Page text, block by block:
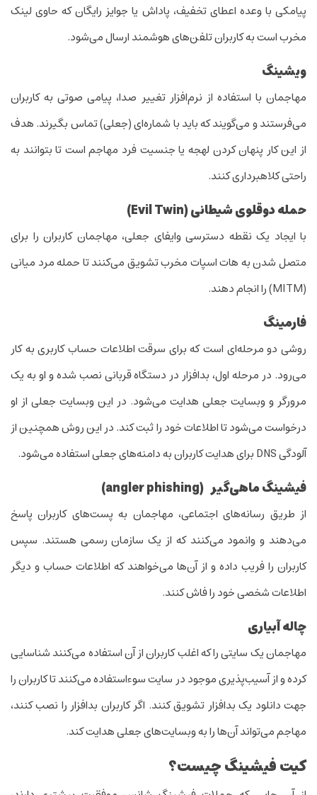
پیامکی با وعده اعطای تخفیف، پاداش یا جوایز رایگان که حاوی لینک
مخرب است به کاربران تلفن‌های هوشمند ارسال می‌شود.
ویشینگ
مهاجمان با استفاده از نرم‌افزار تغییر صدا، پیامی صوتی به کاربران
می‌فرستند و می‌گویند که باید با شماره‌ای (جعلی) تماس بگیرند. هدف
از این کار پنهان کردن لهجه یا جنسیت فرد مهاجم است تا بتوانند به
راحتی کلاهبرداری کنند.
حمله دوقلوی شیطانی (Evil Twin
)
با ایجاد یک نقطه دسترسی وایفای جعلی، مهاجمان کاربران را برای
متصل شدن به هات اسپات مخرب تشویق می‌کنند تا حمله مرد میانی
(MITM) را انجام دهند.
فارمینگ
روشی دو مرحله‌ای است که برای سرقت اطلاعات حساب کاربری به کار
می‌رود. در مرحله اول، بدافزار در دستگاه قربانی نصب شده و او به یک
مرورگر و وبسایت جعلی هدایت می‌شود. در این وبسایت جعلی از او
درخواست می‌شود تا اطلاعات خود را ثبت کند. در این روش همچنین از
آلودگی DNS برای هدایت کاربران به دامنه‌های جعلی استفاده می‌شود.
فیشینگ ماهیگیر (angler phishing)
از طریق رسانه‌های اجتماعی، مهاجمان به پست‌های کاربران پاسخ
می‌دهند و وانمود می‌کنند که از یک سازمان رسمی هستند. سپس
کاربران را فریب داده و از آن‌ها می‌خواهند که اطلاعات حساب و دیگر
اطلاعات شخصی خود را فاش کنند.
چاله آبیاری
مهاجمان یک سایتی را که اغلب کاربران از آن استفاده می‌کنند شناسایی
کرده و از آسیب‌پذیری موجود در سایت سوءاستفاده می‌کنند تا کاربران را
جهت دانلود یک بدافزار تشویق کنند. اگر کاربران بدافزار را نصب کنند،
مهاجم می‌تواند آن‌ها را به وبسایت‌های جعلی هدایت کند.
کیت فیشینگ چیست؟